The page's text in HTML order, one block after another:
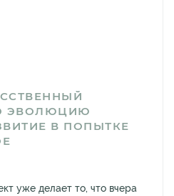
ЭВОЛЮЦИЮ
В ПОПЫТКЕ
уже делает то, что вчера